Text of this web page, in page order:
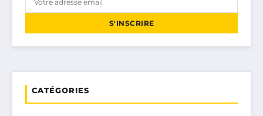
S'INSCRIRE
CATÉGORIES